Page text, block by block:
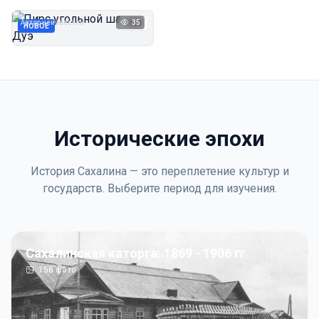
НОВОЕ 1923
Автор неизвестен 35
Исторические эпохи
История Сахалина — это переплетение культур и
государств. Выберите период для изучения.
Сахалинская каторга: 1869 - 1906 гг
156фото